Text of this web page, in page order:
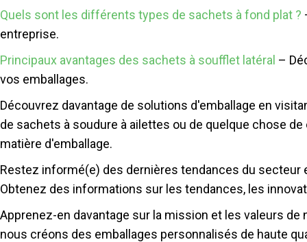
Quels sont les différents types de sachets à fond plat ?
entreprise.
Principaux avantages des sachets à soufflet latéral –
vos emballages.
Découvrez davantage de solutions d'emballage en
de sachets à soudure à ailettes ou de quelque chose
matière d'emballage.
Restez informé(e) des dernières tendances du
Obtenez des informations sur les tendances, les
Apprenez-en davantage sur la mission et les valeurs
nous créons des emballages personnalisés de haute